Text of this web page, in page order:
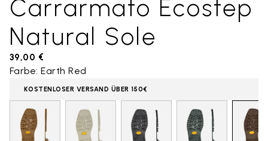
Carrarmato Ecostep
Natural Sole
39,00 €
Farbe: Earth Red
KOSTENLOSER VERSAND ÜBER 150€